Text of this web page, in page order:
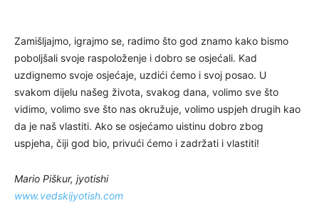
Zamišljajmo, igrajmo se, radimo što god znamo kako bismo
poboljšali svoje raspoloženje i dobro se osjećali. Kad
uzdignemo svoje osjećaje, uzdići ćemo i svoj posao. U
svakom dijelu našeg života, svakog dana, volimo sve što
vidimo, volimo sve što nas okružuje, volimo uspjeh drugih kao
da je naš vlastiti. Ako se osjećamo uistinu dobro zbog
uspjeha, čiji god bio, privući ćemo i zadržati i vlastiti!
Mario Piškur, jyotishi
www.vedskijyotish.com